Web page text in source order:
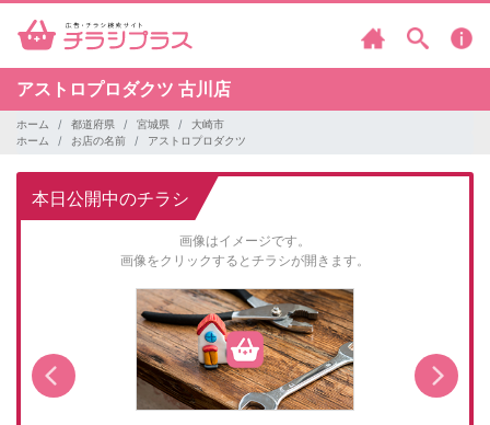
アストロプロダクツ 古川店
ホーム 都道府県 宮城県
大崎市
ホーム
お店の名前 アストロプロダクツ
本日公開中のチラシ
画像はイメージです。
画像をクリックするとチラシが開きます。